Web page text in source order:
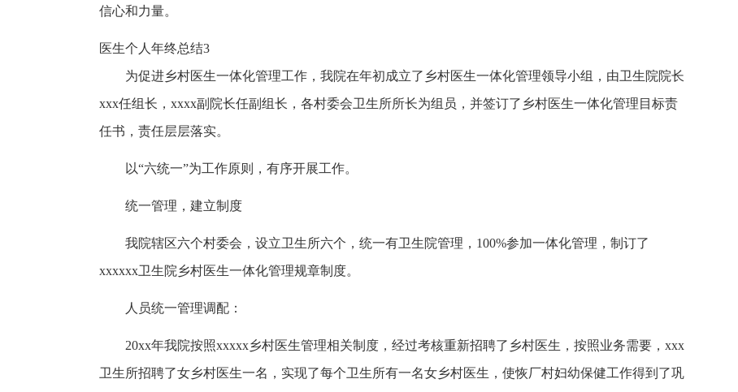
信心和力量。
医生个人年终总结3
为促进乡村医生一体化管理工作，我院在年初成立了乡村医生一体化管理领导小组，由卫生院院长
xxx任组长，xxxx副院长任副组长，各村委会卫生所所长为组员，并签订了乡村医生一体化管理目标责
任书，责任层层落实。
以“六统一”为工作原则，有序开展工作。
统一管理，建立制度
我院辖区六个村委会，设立卫生所六个，统一有卫生院管理，100%参加一体化管理，制订了
xxxxxx卫生院乡村医生一体化管理规章制度。
人员统一管理调配：
20xx年我院按照xxxxx乡村医生管理相关制度，经过考核重新招聘了乡村医生，按照业务需要，xxx
卫生所招聘了女乡村医生一名，实现了每个卫生所有一名女乡村医生，使恢厂村妇幼保健工作得到了巩